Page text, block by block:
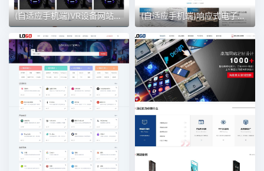
(自适应手机端)VR设备网站模板 VR眼睛网站 (自适应手机端)响应式电子设备网站模板